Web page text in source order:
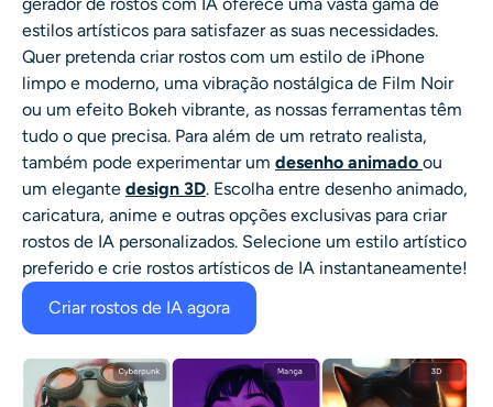
estilos artísticos para satisfazer as suas necessidades.
Quer pretenda criar rostos com um estilo de iPhone
limpo e moderno, uma vibração nostálgica de Film Noir
ou um efeito Bokeh vibrante, as nossas ferramentas têm
tudo o que precisa. Para além de um retrato realista,
também pode experimentar um desenho animado ou
um elegante design 3D. Escolha entre desenho animado,
caricatura, anime e outras opções exclusivas para criar
rostos de IA personalizados. Selecione um estilo artístico
preferido e crie rostos artísticos de IA instantaneamente!
Criar rostos de IA agora